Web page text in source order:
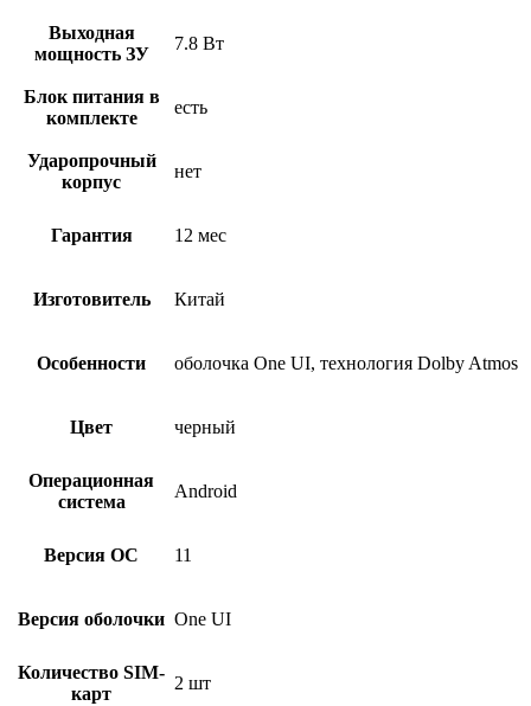
Выходная
мощность ЗУ
7.8 Вт
Блок питания в
комплекте
есть
Ударопрочный
корпус
нет
Гарантия 12 мес
Изготовитель Китай
Особенности оболочка One UI, технология Dolby Atmos
Цвет черный
Операционная
система
Android
Версия ОС 11
Версия оболочки One UI
Количество SIM-
карт
2 шт